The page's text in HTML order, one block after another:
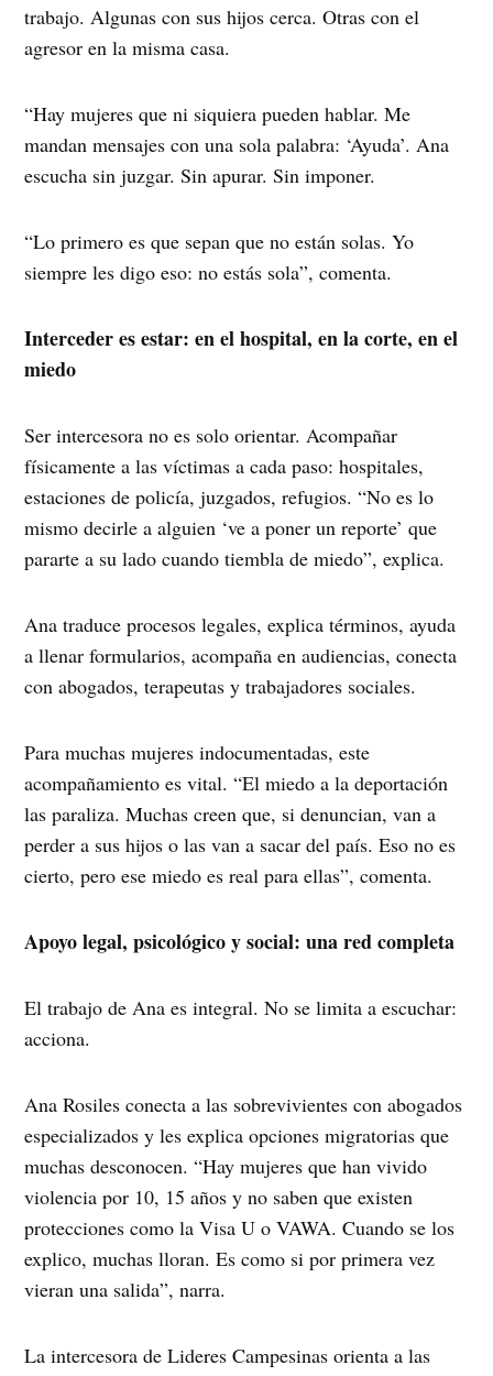
trabajo. Algunas con sus hijos cerca. Otras con el
agresor en la misma casa.
“Hay mujeres que ni siquiera pueden hablar. Me
mandan mensajes con una sola palabra: ‘Ayuda’. Ana
escucha sin juzgar. Sin apurar. Sin imponer.
“Lo primero es que sepan que no están solas. Yo
siempre les digo eso: no estás sola”, comenta.
Interceder es estar: en el hospital, en la corte, en el
miedo
Ser intercesora no es solo orientar. Acompañar
físicamente a las víctimas a cada paso: hospitales,
estaciones de policía, juzgados, refugios. “No es lo
mismo decirle a alguien ‘ve a poner un reporte’ que
pararte a su lado cuando tiembla de miedo”, explica.
Ana traduce procesos legales, explica términos, ayuda
a llenar formularios, acompaña en audiencias, conecta
con abogados, terapeutas y trabajadores sociales.
Para muchas mujeres indocumentadas, este
acompañamiento es vital. “El miedo a la deportación
las paraliza. Muchas creen que, si denuncian, van a
perder a sus hijos o las van a sacar del país. Eso no es
cierto, pero ese miedo es real para ellas”, comenta.
Apoyo legal, psicológico y social: una red completa
El trabajo de Ana es integral. No se limita a escuchar:
acciona.
Ana Rosiles conecta a las sobrevivientes con abogados
especializados y les explica opciones migratorias que
muchas desconocen. “Hay mujeres que han vivido
violencia por 10, 15 años y no saben que existen
protecciones como la Visa U o VAWA. Cuando se los
explico, muchas lloran. Es como si por primera vez
vieran una salida”, narra.
La intercesora de Lideres Campesinas orienta a las